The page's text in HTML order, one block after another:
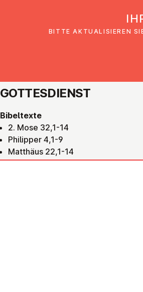
GOT­TES­DIENST
Bibeltexte
2. Mose 32,1-14
Philipper 4,1-9
Matthäus 22,1-14
BITTE AKTUALISIEREN